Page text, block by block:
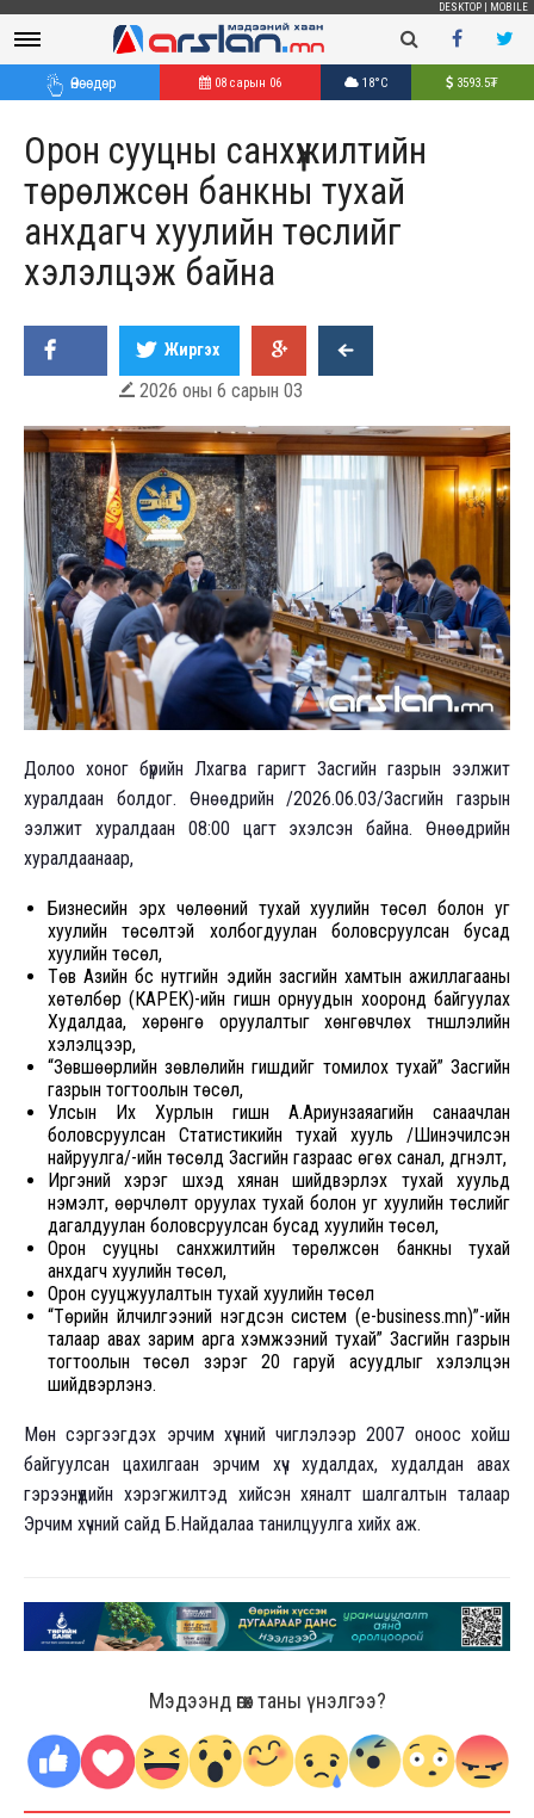
DESKTOP MOBILE
Өнөөдөр 08 сарын 06 18°C 3593.5₮
Орон сууцны санхүүжилтийн
төрөлжсөн банкны тухай
анхдагч хуулийн төслийг
хэлэлцэж байна
Жиргэх
 2026 оны 6 сарын 03
Долоо хоног бүрийн Лхагва гаригт Засгийн газрын ээлжит
хуралдаан болдог. Өнөөдрийн /2026.06.03/Засгийн газрын
ээлжит хуралдаан 08:00 цагт эхэлсэн байна. Өнөөдрийн
хуралдаанаар,
Бизнесийн эрх чөлөөний тухай хуулийн төсөл болон уг
хуулийн төсөлтэй холбогдуулан боловсруулсан бусад
хуулийн төсөл,
Төв Азийн бүс нутгийн эдийн засгийн хамтын ажиллагааны
хөтөлбөр (КАРЕК)-ийн гишүүн орнуудын хооронд байгуулах
Худалдаа, хөрөнгө оруулалтыг хөнгөвчлөх түншлэлийн
хэлэлцээр,
“Зөвшөөрлийн зөвлөлийн гишүүдийг томилох тухай” Засгийн
газрын тогтоолын төсөл,
Улсын Их Хурлын гишүүн А.Ариунзаяагийн санаачлан
боловсруулсан Статистикийн тухай хууль /Шинэчилсэн
найруулга/-ийн төсөлд Засгийн газраас өгөх санал, дүгнэлт,
Иргэний хэрэг шүүхэд хянан шийдвэрлэх тухай хуульд
нэмэлт, өөрчлөлт оруулах тухай болон уг хуулийн төслийг
дагалдуулан боловсруулсан бусад хуулийн төсөл,
Орон сууцны санхүүжилтийн төрөлжсөн банкны тухай
анхдагч хуулийн төсөл,
Орон сууцжуулалтын тухай хуулийн төсөл
“Төрийн үйлчилгээний нэгдсэн систем (e-business.mn)”-ийн
талаар авах зарим арга хэмжээний тухай” Засгийн газрын
тогтоолын төсөл зэрэг 20 гаруй асуудлыг хэлэлцэн
шийдвэрлэнэ.
Мөн сэргээгдэх эрчим хүчний чиглэлээр 2007 оноос хойш
байгуулсан цахилгаан эрчим хүч худалдах, худалдан авах
гэрээнүүдийн хэрэгжилтэд хийсэн хяналт шалгалтын талаар
Эрчим хүчний сайд Б.Найдалаа танилцуулга хийх аж.
Мэдээнд өгөх таны үнэлгээ?